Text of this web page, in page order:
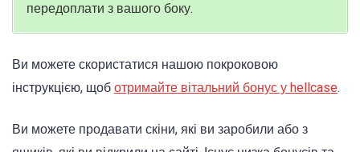
передоплати з вашого боку.
Ви можете скористатися нашою покроковою
інструкцією, щоб отримайте вітальний бонус у hellcase.
Ви можете продавати скіни, які ви заробили або з